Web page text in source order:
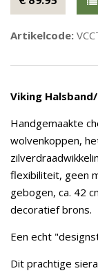
Artikelcode:
Viking
Handgemaakte
wolvenkoppen,
flexibiliteit, geen
gebogen, ca. 42
decoratief brons.
Een echt
Dit prachtige